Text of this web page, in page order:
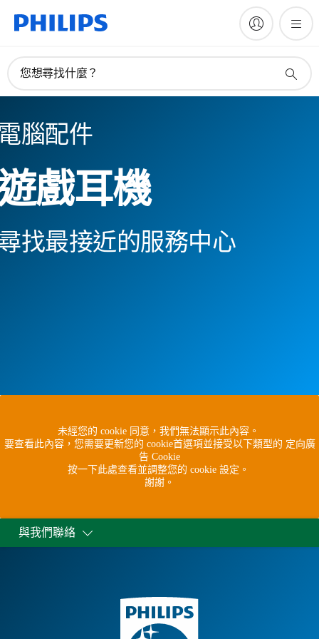
您想尋找什麼？
腦配件
戲耳機
找最接近的服務中心
未經您的 cookie 同意，我們無法顯示此內容。
要查看此內容，您需要更新您的 cookie首選項並接受以下類型的 定向廣
告 Cookie
按一下此處查看並調整您的 cookie 設定。
謝謝。
與我們聯絡